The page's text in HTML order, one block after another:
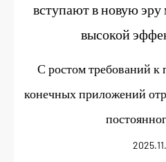
вступают в новую
высокой
С ростом требований к
конечных приложений